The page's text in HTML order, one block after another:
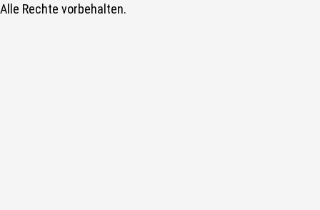
Alle Rechte vorbehalten.